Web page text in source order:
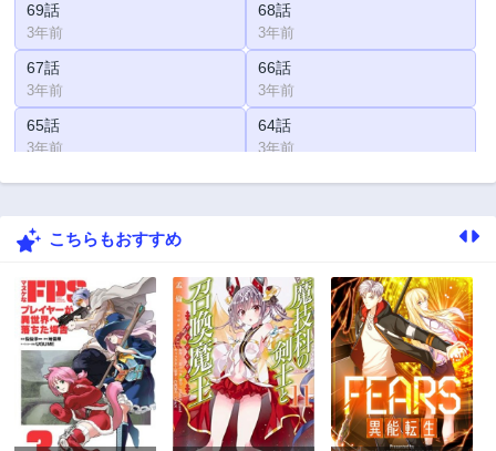
69話
3年前
68話
3年前
67話
3年前
66話
3年前
65話
3年前
64話
3年前
63話 62話
61話
59話
3年前
58話
3年前
57話
3年前
56話
3年前
55話
3年前
54話
3年前
こちらもおすすめ